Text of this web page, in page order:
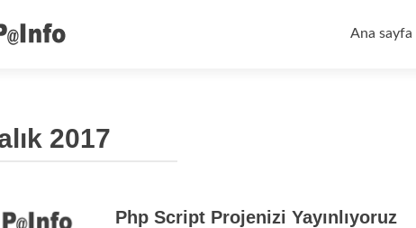
to
Ana sayfa
2017
Php Script Projenizi Yayınlıyoruz